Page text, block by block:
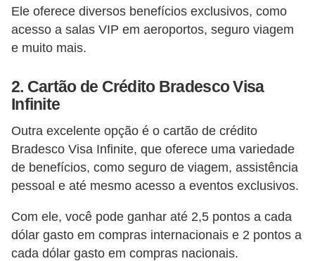
Ele oferece diversos benefícios exclusivos, como
acesso a salas VIP em aeroportos, seguro viagem
e muito mais.
2. Cartão de Crédito Bradesco Visa
Infinite
Outra excelente opção é o cartão de crédito
Bradesco Visa Infinite, que oferece uma variedade
de benefícios, como seguro de viagem, assistência
pessoal e até mesmo acesso a eventos exclusivos.
Com ele, você pode ganhar até 2,5 pontos a cada
dólar gasto em compras internacionais e 2 pontos a
cada dólar gasto em compras nacionais.
ç
õ
s
f
i
n
a
n
c
e
i